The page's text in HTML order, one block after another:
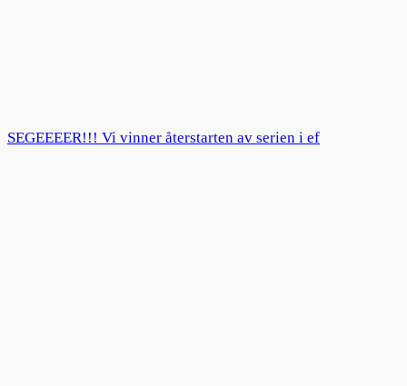
SEGEEEER!!! Vi vinner återstarten av serien i ef